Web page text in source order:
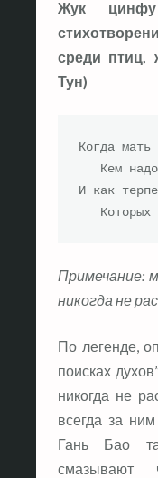
Жук
среди птиц,
Тун)
Когда мать
Кем
И как
Которых
Примечание:
никогда не
По легенде,
поисках
никогда не
всегда за
Гань Бао
смазывают